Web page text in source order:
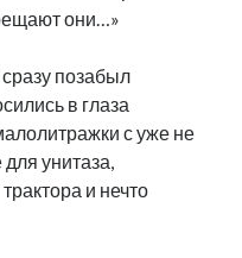
они…»
позабыл
в глаза
с уже не
унитаза,
и нечто